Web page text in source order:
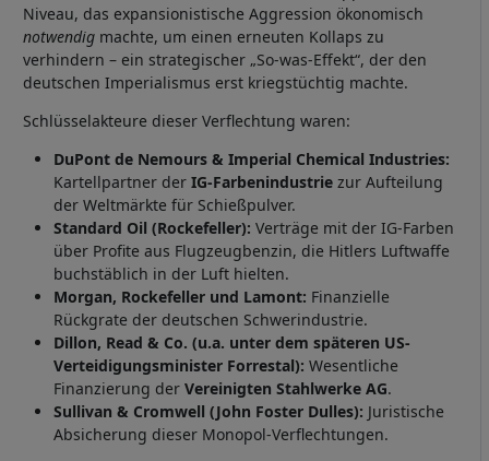
Niveau, das expansionistische Aggression ökonomisch
notwendig machte, um einen erneuten Kollaps zu
verhindern – ein strategischer „So-was-Effekt“, der den
deutschen Imperialismus erst kriegstüchtig machte.
Schlüsselakteure dieser Verflechtung waren:
DuPont de Nemours & Imperial Chemical Industries:
Kartellpartner der IG-Farbenindustrie zur Aufteilung
der Weltmärkte für Schießpulver.
Standard Oil (Rockefeller): Verträge mit der IG-Farben
über Profite aus Flugzeugbenzin, die Hitlers Luftwaffe
buchstäblich in der Luft hielten.
Morgan, Rockefeller und Lamont: Finanzielle
Rückgrate der deutschen Schwerindustrie.
Dillon, Read & Co. (u.a. unter dem späteren US-
Verteidigungsminister Forrestal): Wesentliche
Finanzierung der Vereinigten Stahlwerke AG.
Sullivan & Cromwell (John Foster Dulles): Juristische
Absicherung dieser Monopol-Verflechtungen.